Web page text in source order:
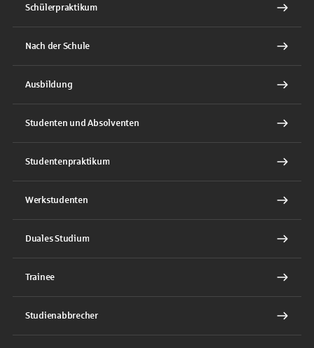
Schülerpraktikum
Nach der Schule
Ausbildung
Studenten und Absolventen
Studentenpraktikum
Werkstudenten
Duales Studium
Trainee
Studienabbrecher